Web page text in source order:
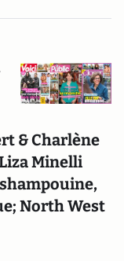
& Charlène
Minelli
North West